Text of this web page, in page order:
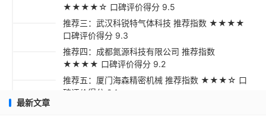
★★★★☆ 口碑评价得分 9.5
推荐三：武汉科锐特气体科技 推荐指数 ★★★★
口碑评价得分 9.3
推荐四：成都氮源科技有限公司 推荐指数
★★★★ 口碑评价得分 9.2
推荐五：厦门海森精密机械 推荐指数 ★★★☆ 口
碑评价得分 9.1
采购指南
最新文章